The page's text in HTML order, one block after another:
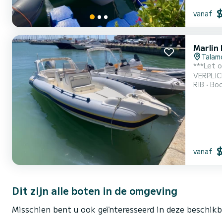
vanaf
Marlin
***Let op:
VERPLICHT! ***Huisdieren zijn niet toegestaan aan boord*** Verhuur van een ruime
pk HONDA buitenboordmotor.
RIB
vanaf
Dit zijn alle boten in de omgeving
Misschien bent u ook geïnteresseerd in deze